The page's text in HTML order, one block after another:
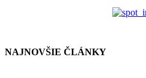
NAJNOVŠIE ČLÁNKY